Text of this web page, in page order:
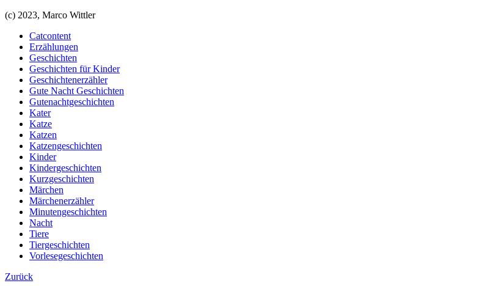
(c) 2023, Marco Wittler
Catcontent
Erzählungen
Geschichten
Geschichten für Kinder
Geschichtenerzähler
Gute Nacht Geschichten
Gutenachtgeschichten
Kater
Katze
Katzen
Katzengeschichten
Kinder
Kindergeschichten
Kurzgeschichten
Märchen
Märchenerzähler
Minutengeschichten
Nacht
Tiere
Tiergeschichten
Vorlesegeschichten
Zurück